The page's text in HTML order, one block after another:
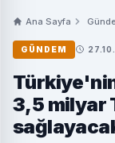
Ana Sayfa
GÜNDEM
Türkiye'nin
3,5 milyar